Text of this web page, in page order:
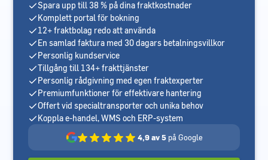
Spara upp till 38 % på dina fraktkostnader
Komplett portal för bokning
12+ fraktbolag redo att använda
En samlad faktura med 30 dagars betalningsvillkor
Personlig kundservice
Tillgång till 134+ frakttjänster
Personlig rådgivning med egen fraktexperter
Premiumfunktioner för effektivare hantering
Offert vid specialtransporter och unika behov
Koppla e-handel, WMS och ERP-system
4,9 av 5på Google